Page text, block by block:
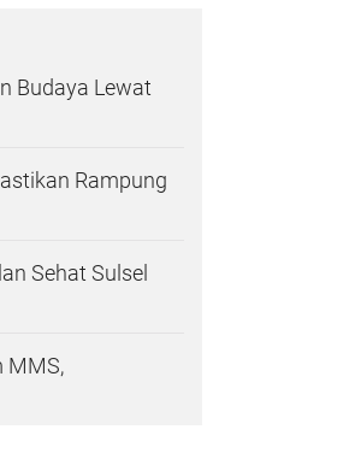
Budaya Lewat
Rampung
Sehat Sulsel
MMS,